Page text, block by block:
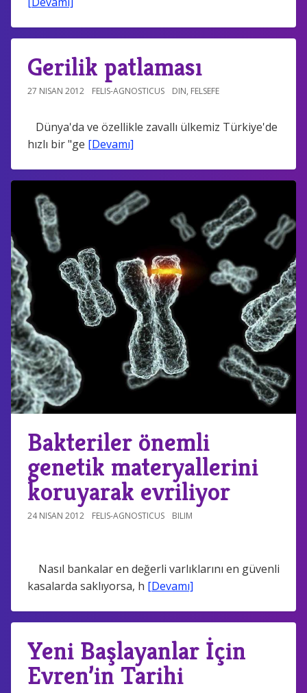
Gerilik patlaması
27 NISAN 2012 FELIS-AGNOSTICUS DIN, FELSEFE
Dünya'da ve özellikle zavallı ülkemiz Türkiye'de
hızlı bir "ge [Devamı]
Bakteriler önemli
genetik materyallerini
koruyarak evriliyor
24 NISAN 2012 FELIS-AGNOSTICUS BILIM
Nasıl bankalar en değerli varlıklarını en güvenli
kasalarda saklıyorsa, h [Devamı]
Yeni Başlayanlar İçin
Evren’in Tarihi